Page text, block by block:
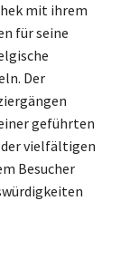
mit ihrem
für seine
Der
geführten
vielfältigen
Besucher